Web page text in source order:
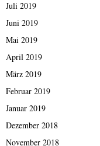
Juli 2019
Juni 2019
Mai 2019
April 2019
März 2019
Februar 2019
Januar 2019
Dezember 2018
November 2018